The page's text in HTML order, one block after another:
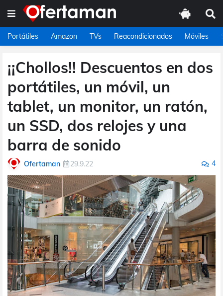
Portátiles Amazon TVs Reacondicionados Móviles
¡¡Chollos!! Descuentos en dos
portátiles, un móvil, un
tablet, un monitor, un ratón,
un SSD, dos relojes y una
barra de sonido
Ofertaman 29.9.22 4